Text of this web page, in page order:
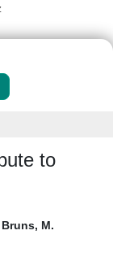
to
Bruns, M.